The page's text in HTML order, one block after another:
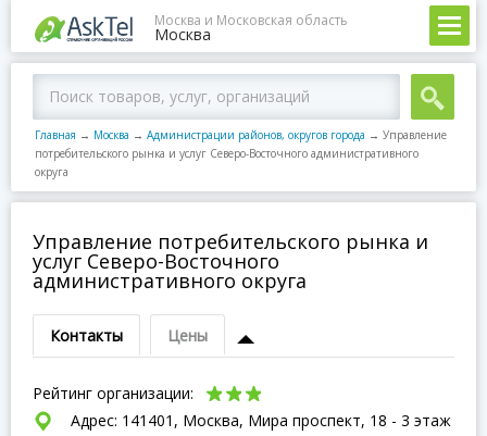
Москва и Московская область
Москва
Главная → Москва → Администрации районов, округов города → Управление
потребительского рынка и услуг Северо-Восточного административного
округа
Управление потребительского рынка и
услуг Северо-Восточного
административного округа
Контакты Цены
Рейтинг организации:
Адрес: 141401, Москва, Мира проспект, 18 - 3 этаж